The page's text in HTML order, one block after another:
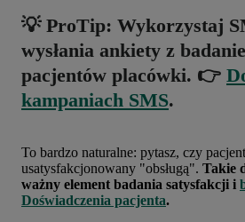
💡 ProTip: Wykorzystaj
wysłania ankiety z
pacjentów placówki. 👉
kampaniach SMS.
To bardzo naturalne: pytasz, czy
usatysfakcjonowany "obsługą". Takie
ważny element badania satysfakcji i
Doświadczenia pacjenta.